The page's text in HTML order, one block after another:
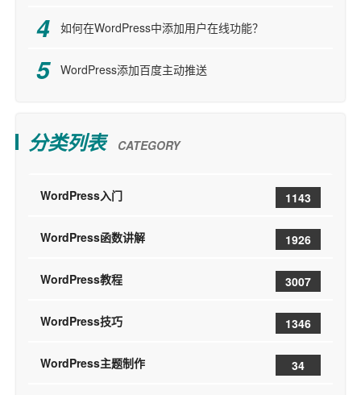
如何在WordPress中添加用户在线功能？
WordPress添加百度主动推送
分类列表 CATEGORY
WordPress入门 1143
WordPress函数讲解 1926
WordPress教程 3007
WordPress技巧 1346
WordPress主题制作 34